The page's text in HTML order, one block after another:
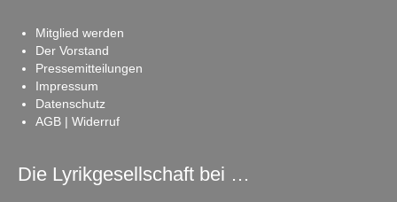
Mitglied werden
Der Vorstand
Pressemitteilungen
Impressum
Datenschutz
AGB | Widerruf
Die Lyrikgesellschaft bei …